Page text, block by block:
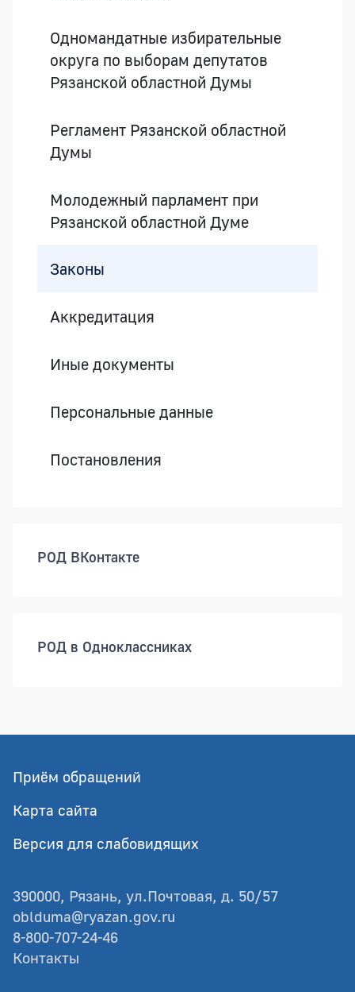
Одномандатные избирательные
округа по выборам депутатов
Рязанской областной Думы
Регламент Рязанской областной
Думы
Молодежный парламент при
Рязанской областной Думе
Законы
Аккредитация
Иные документы
Персональные данные
Постановления
РОД ВКонтакте
РОД в Одноклассниках
Приём обращений
Карта сайта
Версия для слабовидящих
390000, Рязань, ул.Почтовая, д. 50/57
oblduma@ryazan.gov.ru
8-800-707-24-46
Контакты